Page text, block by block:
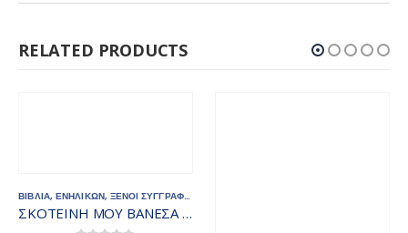
RELATED PRODUCTS
ΒΙΒΛΙΑ, ΕΝΗΛΙΚΩΝ, ΞΕΝΟΙ ΣΥΓΓΡΑΦΕΙΣ
ΣΚΟΤΕΙΝΗ ΜΟΥ ΒΑΝΕΣΑ ISBN: 978-618-01-3548-0